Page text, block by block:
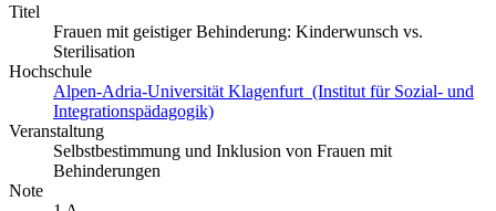
Titel
Frauen mit geistiger Behinderung: Kinderwunsch vs.
Sterilisation
Hochschule
Alpen-Adria-Universität Klagenfurt (Institut für Sozial- und
Integrationspädagogik)
Veranstaltung
Selbstbestimmung und Inklusion von Frauen mit
Behinderungen
Note